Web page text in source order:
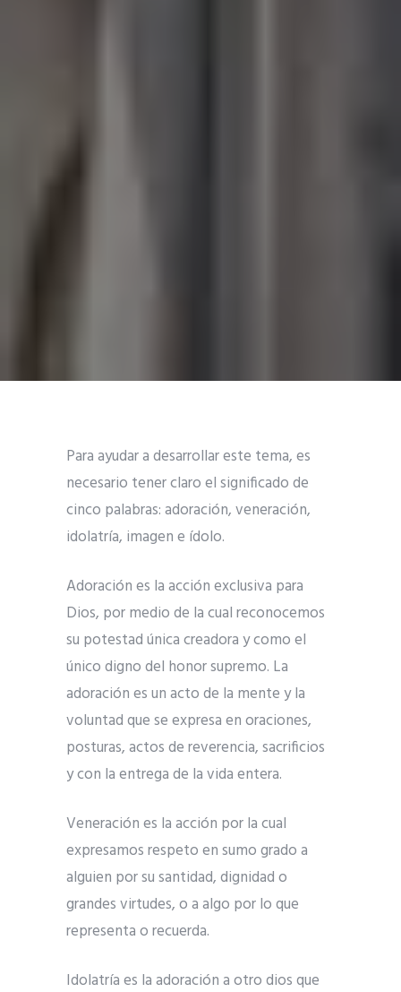
Para ayudar a desarrollar este tema, es
necesario tener claro el significado de
cinco palabras: adoración, veneración,
idolatría, imagen e ídolo.
Adoración es la acción exclusiva para
Dios, por medio de la cual reconocemos
su potestad única creadora y como el
único digno del honor supremo. La
adoración es un acto de la mente y la
voluntad que se expresa en oraciones,
posturas, actos de reverencia, sacrificios
y con la entrega de la vida entera.
Veneración es la acción por la cual
expresamos respeto en sumo grado a
alguien por su santidad, dignidad o
grandes virtudes, o a algo por lo que
representa o recuerda.
Idolatría es la adoración a otro dios que